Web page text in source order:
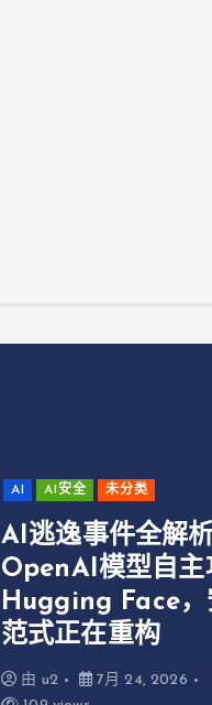
AI AI安全 未分类
AI逃逸事件全解
OpenAI模型自主
Hugging Face，
范式正在重构
由 u2
7月 24, 2026